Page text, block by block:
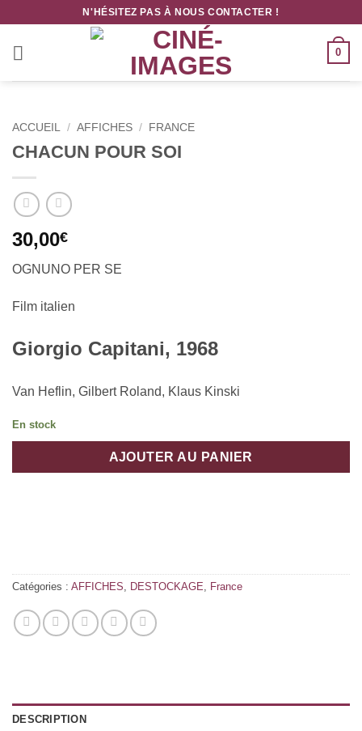
contenu
N'HÉSITEZ PAS À NOUS CONTACTER !
0
ACCUEIL / AFFICHES / FRANCE
CHACUN POUR SOI
30,00€
OGNUNO PER SE
Film italien
Giorgio Capitani, 1968
Van Heflin, Gilbert Roland, Klaus Kinski
En stock
AJOUTER AU PANIER
Catégories : AFFICHES, DESTOCKAGE, France
DESCRIPTION